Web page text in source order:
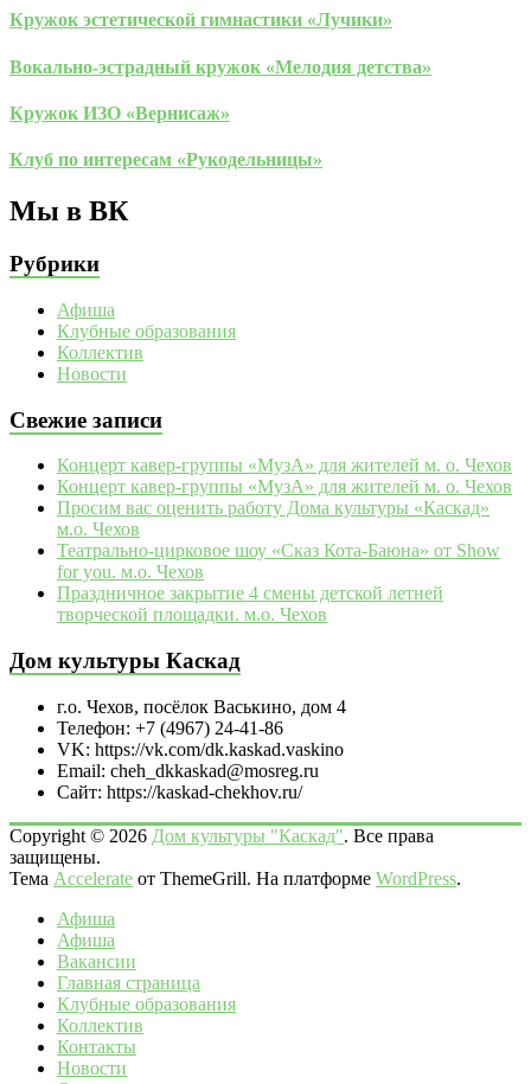
Кружок эстетической гимнастики «Лучики»
Вокально-эстрадный кружок «Мелодия детства»
Кружок ИЗО «Вернисаж»
Клуб по интересам «Рукодельницы»
Мы в ВК
Рубрики
Афиша
Клубные образования
Коллектив
Новости
Свежие записи
Концерт кавер-группы «МузА» для жителей м. о. Чехов
Концерт кавер-группы «МузА» для жителей м. о. Чехов
Просим вас оценить работу Дома культуры «Каскад»
м.о. Чехов
Театрально‑цирковое шоу «Сказ Кота‑Баюна» от Show
for you. м.о. Чехов
Праздничное закрытие 4 смены детской летней
творческой площадки. м.о. Чехов
Дом культуры Каскад
г.о. Чехов, посёлок Васькино, дом 4
Телефон: +7 (4967) 24-41-86
VK: https://vk.com/dk.kaskad.vaskino
Email: cheh_dkkaskad@mosreg.ru
Сайт: https://kaskad-chekhov.ru/
Copyright © 2026 Дом культуры "Каскад". Все права
защищены.
Тема Accelerate от ThemeGrill. На платформе WordPress.
Афиша
Афиша
Вакансии
Главная страница
Клубные образования
Коллектив
Контакты
Новости